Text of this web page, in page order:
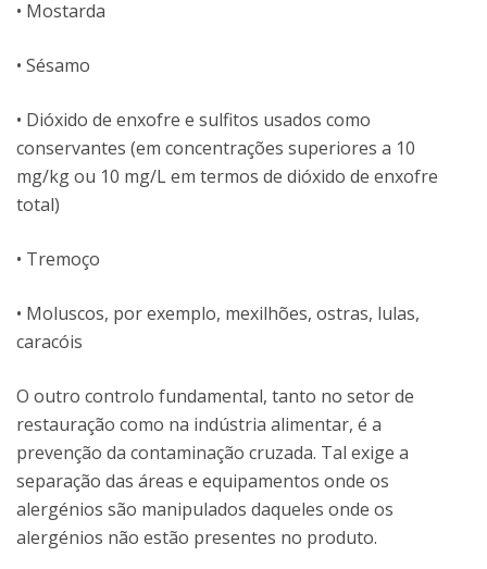
• Mostarda
• Sésamo
• Dióxido de enxofre e sulfitos usados ​​como
conservantes (em concentrações superiores a 10
mg/kg ou 10 mg/L em termos de dióxido de enxofre
total)
• Tremoço
• Moluscos, por exemplo, mexilhões, ostras, lulas,
caracóis
O outro controlo fundamental, tanto no setor de
restauração como na indústria alimentar, é a
prevenção da contaminação cruzada. Tal exige a
separação das áreas e equipamentos onde os
alergénios são manipulados daqueles onde os
alergénios não estão presentes no produto.